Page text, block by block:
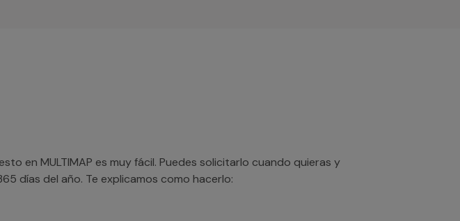
en MULTIMAP es muy fácil. Puedes solicitarlo cuando quieras y
días del año. Te explicamos como hacerlo: